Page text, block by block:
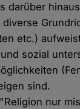
darüber
etc.)
sozial
sind.
nur